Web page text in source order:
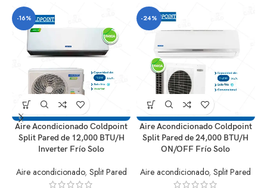
-16%
Aire Acondicionado Coldpoint
Split Pared de 12,000 BTU/H
Inverter Frío Solo
Aire acondicionado, Split Pared
-24%
Aire Acondicionado Coldpoint
Split Pared de 24,000 BTU/H
ON/OFF Frío Solo
Aire acondicionado,Split Pared